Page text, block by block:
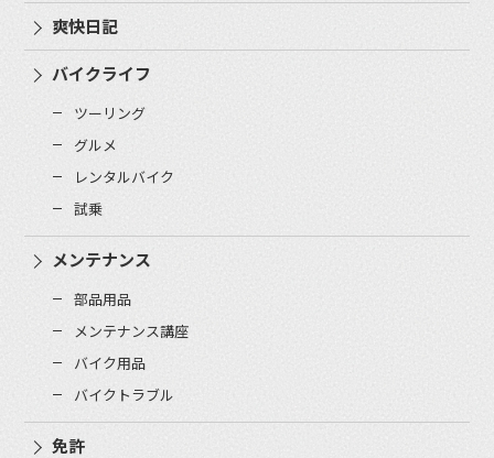
爽快日記
バイクライフ
ツーリング
グルメ
レンタルバイク
試乗
メンテナンス
部品用品
メンテナンス講座
バイク用品
バイクトラブル
免許